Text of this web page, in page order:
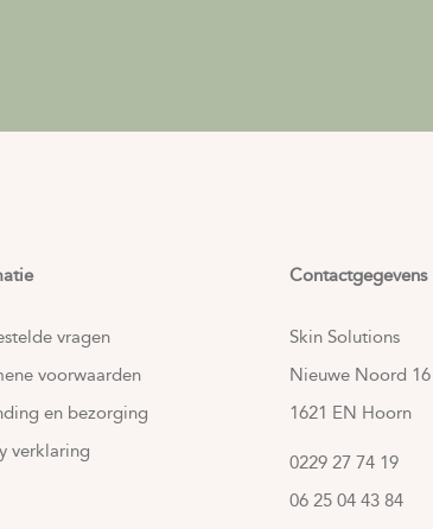
vragen
voorwaarden
en bezorging
verklaring
Contactgegevens
Skin Solutions
Nieuwe Noord 16
1621 EN Hoorn
0229 27 74 19
06 25 04 43 84